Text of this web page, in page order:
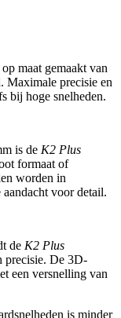
op maat gemaakt van
Maximale precisie en
bij hoge snelheden.
is de K2 Plus
formaat of
worden in
voor detail.
de K2 Plus
precisie. De 3D-
een versnelling van
is minder